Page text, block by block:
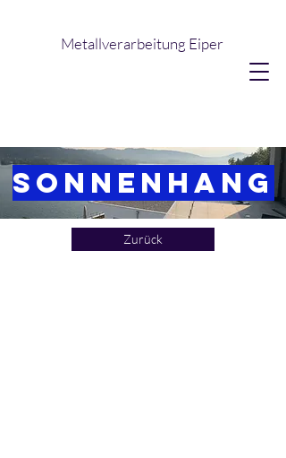
Metallverarbeitung Eiper
SOnnenhang
Zurück